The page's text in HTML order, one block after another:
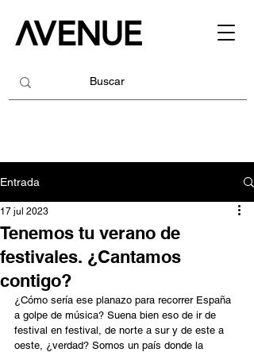
Entrada
Tenemos tu verano de
festivales. ¿Cantamos
contigo?
17 jul 2023
¿Cómo sería ese planazo para recorrer España
a golpe de música? Suena bien eso de ir de
festival en festival, de norte a sur y de este a
oeste, ¿verdad? Somos un país donde la